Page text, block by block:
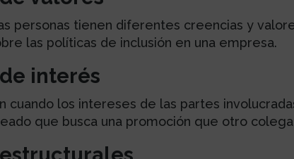
personas tienen diferentes creencias y
las políticas de inclusión en una empresa.
interés
cuando los intereses de las partes
que busca una promoción que otro